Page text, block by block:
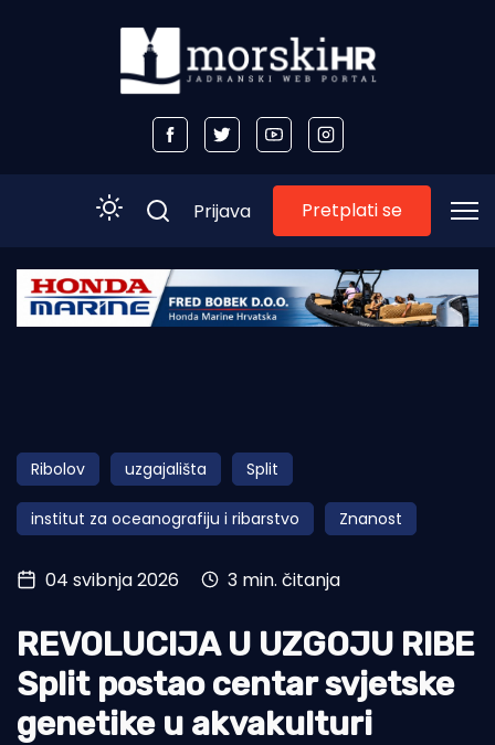
Početna
Obala
Otoci
Turizam i nautika
Pomorstvo
Ekologija
Tradicija i kultura
Prijava Pretplati se
Ribolov uzgajališta Split
institut za oceanografiju i ribarstvo Znanost
04 svibnja 2026 3 min. čitanja
REVOLUCIJA U UZGOJU RIBE
Split postao centar svjetske
genetike u akvakulturi